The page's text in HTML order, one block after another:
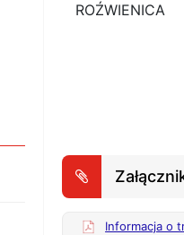
ROŹWIENICA
Informacja o